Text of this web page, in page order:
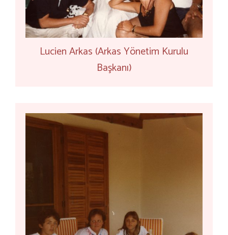
Lucien Arkas (Arkas Yönetim Kurulu
Başkanı)